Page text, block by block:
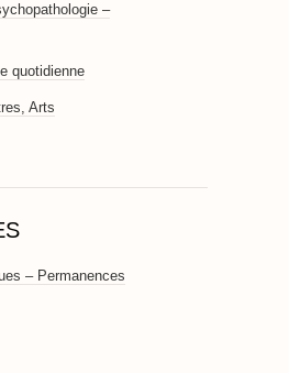
–
quotidienne
Arts
– Permanences